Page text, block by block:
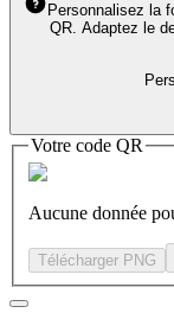
Personnalisez la
QR. Adaptez le
Votre code QR
Aucune donnée
Télécharger PNG